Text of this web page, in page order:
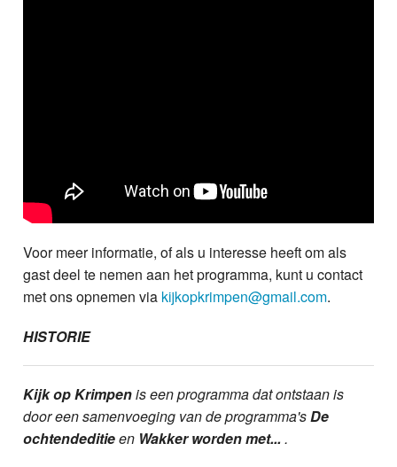
Voor meer informatie, of als u interesse heeft om als
gast deel te nemen aan het programma, kunt u contact
met ons opnemen via kijkopkrimpen@gmail.com.
HISTORIE
Kijk op Krimpenis een programma dat ontstaan is
door een samenvoeging van de programma'sDe
ochtendeditieen Wakker worden met... .